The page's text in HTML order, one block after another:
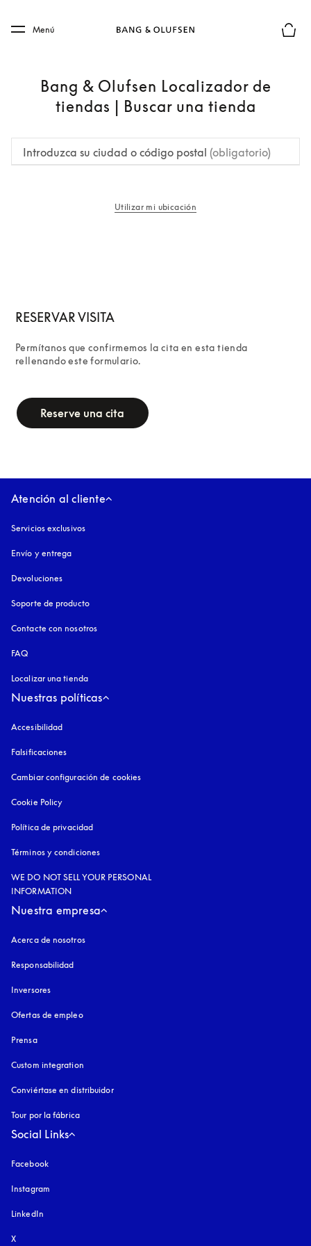
Skip to main footer
Menú
Bang & Olufsen Localizador de
tiendas | Buscar una tienda
Introduzca su ciudad o código postal (obligatorio)
Utilizar mi ubicación
RESERVAR VISITA
Permítanos que confirmemos la cita en esta tienda
rellenando este formulario.
Reserve una cita
Atención al cliente
Servicios exclusivos
Envío y entrega
Devoluciones
Soporte de producto
Contacte con nosotros
FAQ
Localizar una tienda
Nuestras políticas
Accesibilidad
Falsificaciones
Cambiar configuración de cookies
Cookie Policy
Política de privacidad
Términos y condiciones
WE DO NOT SELL YOUR PERSONAL
INFORMATION
Nuestra empresa
Acerca de nosotros
Responsabilidad
Inversores
Ofertas de empleo
Prensa
Custom integration
Conviértase en distribuidor
Tour por la fábrica
Social Links
Facebook
Instagram
LinkedIn
X